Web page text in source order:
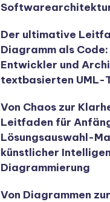
Der ultimative
Diagramm als
Entwickler und
textbasierten UML-
Von Chaos zur
Leitfaden für
Lösungsauswahl-
künstlicher
Diagrammierung
Von Diagrammen